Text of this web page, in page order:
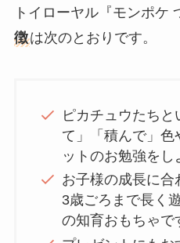
トイローヤル『モンポケ
徴は次のとおりです。
ピカチュウたちと
て」「積んで」
ットのお勉強をし
お子様の成長に合
3歳ごろまで長く
の知育おもちゃで